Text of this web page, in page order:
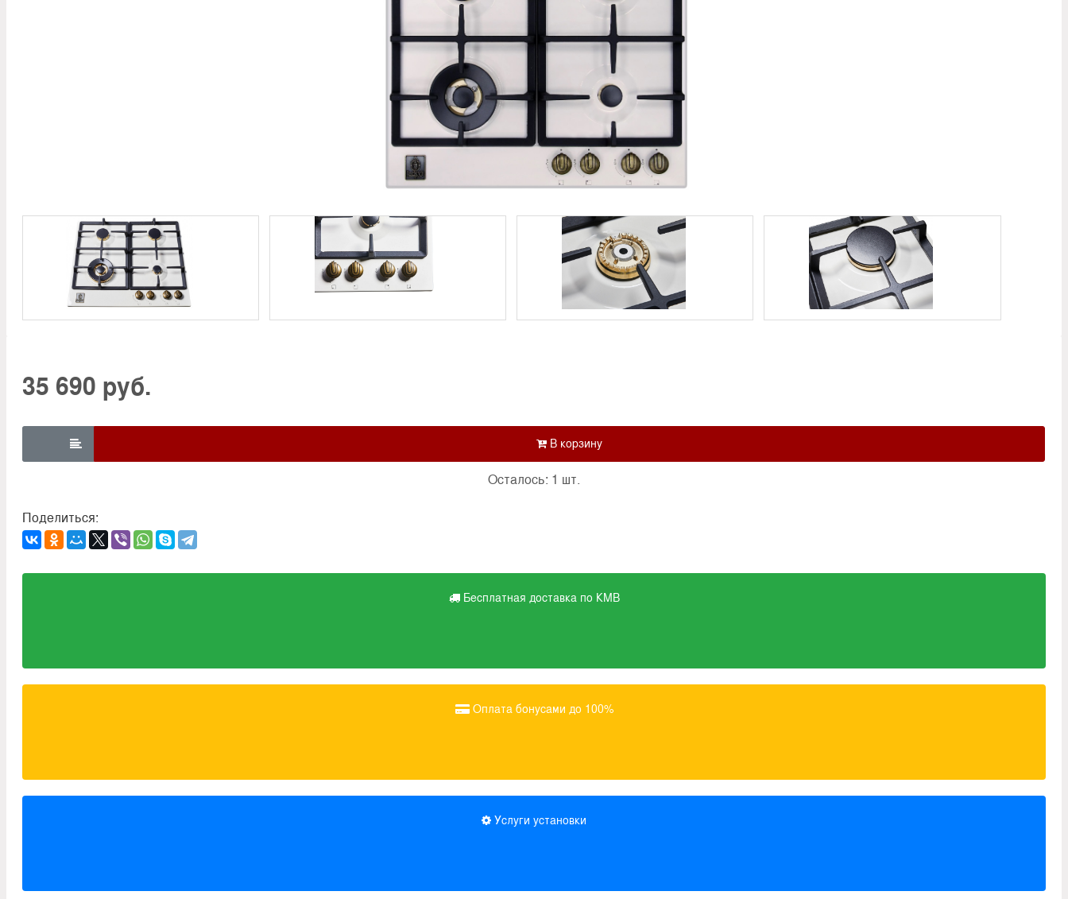
35 690 руб.

Осталось: 1 шт.
Поделиться:
Бесплатная доставка по КМВ
Оплата бонусами до 100%
Услуги установки